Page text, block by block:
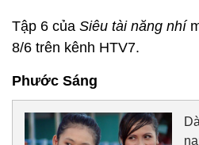
Tập 6 của Siêu tài năng nhí
8/6 trên kênh HTV7.
Phước Sáng